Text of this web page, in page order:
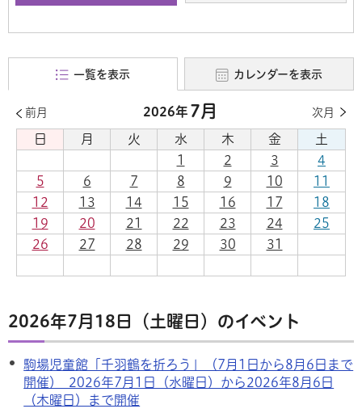
一覧を表示 カレンダーを表示
前月 2026年 7月 次月
日 月 火 水 木 金
土
1
2 3
4
5
6 7 8 9 10
11
12
13 14 15 16 17
18
19
20 21 22 23 24
25
26
27 28 29 30 31
2026年7月18日（土曜日）のイベント
駒場児童館「千羽鶴を折ろう」（7月1日から8月6日まで
開催） 2026年7月1日（水曜日）から2026年8月6日
（木曜日）まで開催